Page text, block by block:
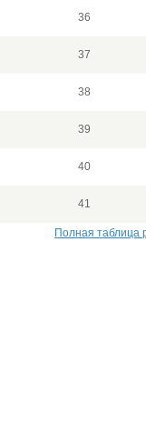
36
37
38
39
40
41
Полная таблица